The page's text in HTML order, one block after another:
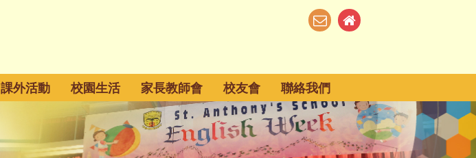
課外活動 校園生活 家長教師會 校友會 聯絡我們